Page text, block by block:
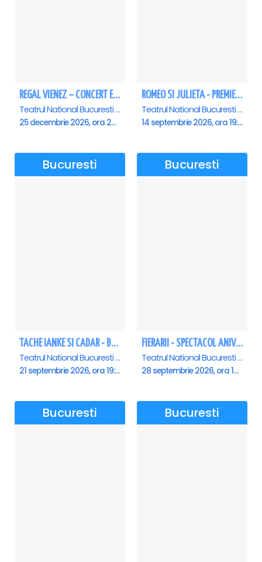
REGAL VIENEZ – CONCERT EXTRAORDINAR DE CRACIUN - Bucuresti
Teatrul National Bucuresti - Sala Ion Caramitru, Bucuresti
25 decembrie 2026, ora 20:00
ROMEO SI JULIETA - PREMIERA OFICIALA - Bucuresti
Teatrul National Bucuresti - Sala Ion Caramitru, Bucuresti
14 septembrie 2026, ora 19:00
Bucuresti
TACHE IANKE SI CADAR - Bucuresti
Teatrul National Bucuresti - Sala Ion Caramitru, Bucuresti
21 septembrie 2026, ora 19:00
Bucuresti
FIERARII - SPECTACOL ANIVERSAR GEORGE MIHĂIȚĂ
Teatrul National Bucuresti - Sala Ion Caramitru, Bucuresti
28 septembrie 2026, ora 19:00
Bucuresti Bucuresti